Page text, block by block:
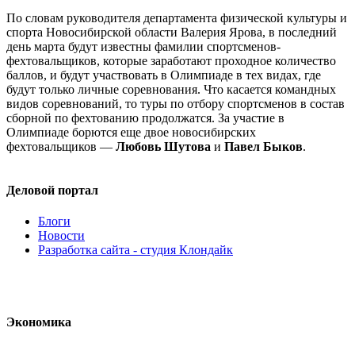
По словам руководителя департамента физической культуры и
спорта Новосибирской области Валерия Ярова, в последний
день марта будут известны фамилии спортсменов-
фехтовальщиков, которые заработают проходное количество
баллов, и будут участвовать в Олимпиаде в тех видах, где
будут только личные соревнования. Что касается командных
видов соревнований, то туры по отбору спортсменов в состав
сборной по фехтованию продолжатся. За участие в
Олимпиаде борются еще двое новосибирских
фехтовальщиков — Любовь Шутова и Павел Быков.
Деловой портал
Блоги
Новости
Разработка сайта - студия Клондайк
Экономика